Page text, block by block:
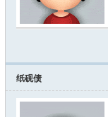
纸砚债